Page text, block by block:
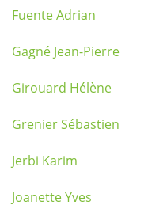
Fuente Adrian
Gagné Jean-Pierre
Girouard Hélène
Grenier Sébastien
Jerbi Karim
Joanette Yves